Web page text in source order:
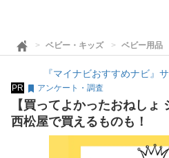
ベビー・キッズ ベビー用品
『マイナビおすすめナビ』
PR アンケート・調査
【買ってよかったおねしょ
西松屋で買えるものも！